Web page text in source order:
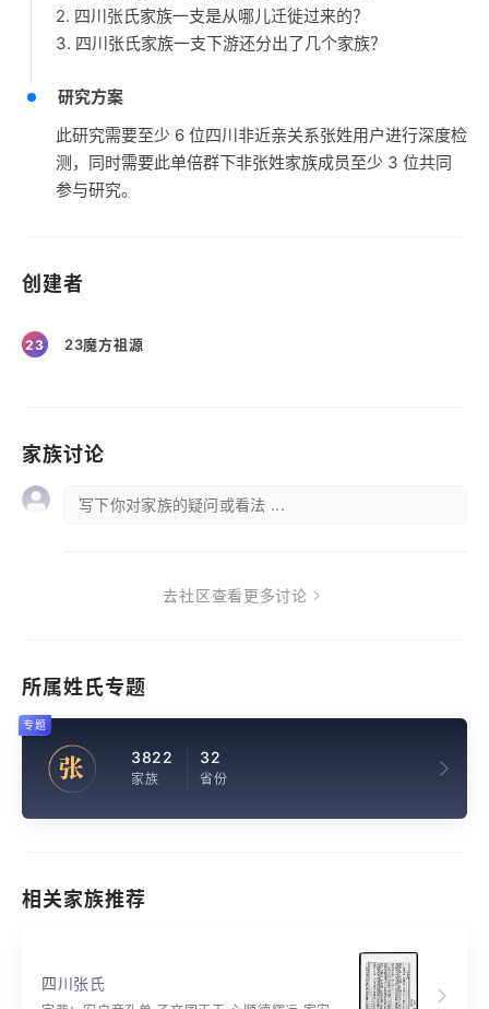
2. 四川张氏家族一支是从哪儿迁徙过来的？
3. 四川张氏家族一支下游还分出了几个家族？
研究方案
此研究需要至少 6 位四川非近亲关系张姓用户进行深度检
测，同时需要此单倍群下非张姓家族成员至少 3 位共同
参与研究。
创建者
23 23魔方祖源
家族讨论
写下你对家族的疑问或看法 ...
去社区查看更多讨论
所属姓氏专题
张 3822
家族
32
省份
专题
相关家族推荐
四川张氏